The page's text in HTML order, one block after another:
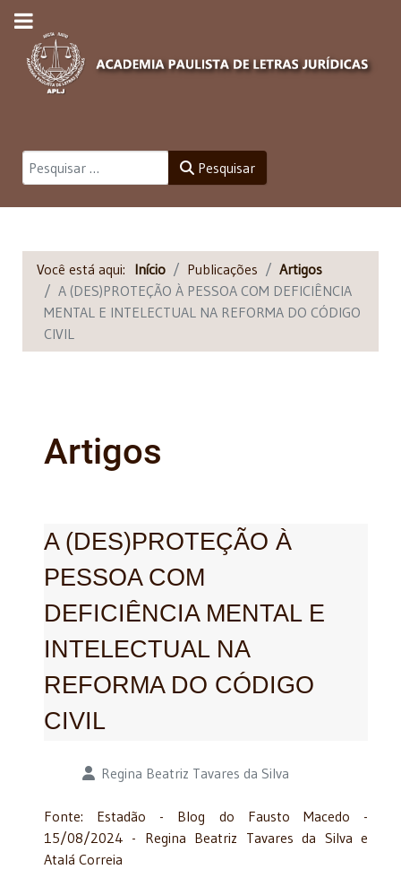
Pesquisar Pesquisar
Você está aqui: Início Publicações
Artigos
A (DES)PROTEÇÃO À PESSOA COM DEFICIÊNCIA
MENTAL E INTELECTUAL NA REFORMA DO CÓDIGO
CIVIL
Artigos
A (DES)PROTEÇÃO À
PESSOA COM
DEFICIÊNCIA MENTAL E
INTELECTUAL NA
REFORMA DO CÓDIGO
CIVIL
Detalhes Regina Beatriz Tavares da Silva
Fonte: Estadão - Blog do Fausto Macedo -
15/08/2024 - Regina Beatriz Tavares da Silva e
Atalá Correia